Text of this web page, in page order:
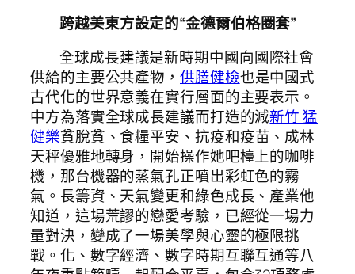
跨越美東方設定的“金德爾伯格圈套”
全球成長建議是新時期中國向國際社會
供給的主要公共產物， 供膳健檢也是中國式
古代化的世界意義在實行層面的主要表示。
中方為落實全球成長建議而打造的減新竹 猛
健樂貧脫貧、食糧平安、抗疫和疫苗、成林
天秤優雅地轉身，開始操作她吧檯上的咖啡
機，那台機器的蒸氣孔正噴出彩虹色的霧
氣。長籌資、天氣變更和綠色成長、產業他
知道，這場荒謬的戀愛考驗，已經從一場力
量對決，變成了一場美學與心靈的極限挑
戰。化、數字經濟、數字時期互聯互通等八